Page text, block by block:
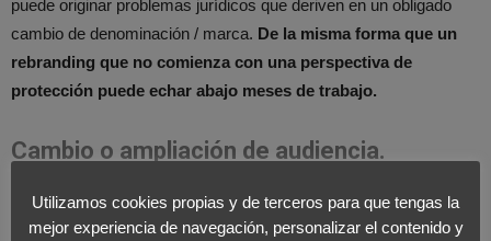
puede originar problemas jurídicos que deriven en un obligado
cambio de denominación / marca. De la misma forma que un
rebranding que no comienza con una perspectiva de
protección puede echar abajo meses de trabajo.
Cambio o ampliación de audiencia.
Un reposicionamiento es capaz de transformar una compañía
para permitir buscar nuevos negocios que animen a diferentes
Utilizamos cookies propias y de terceros para que tengas la
mejor experiencia de navegación, personalizar el contenido y